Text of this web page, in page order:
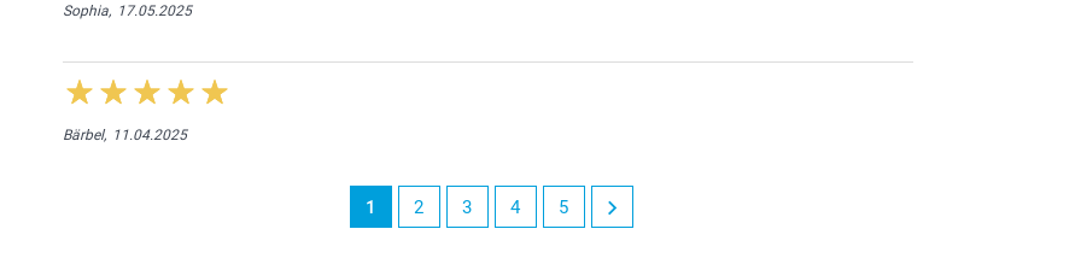
Sophia, 17.05.2025
Bärbel, 11.04.2025
1 2 3 4 5